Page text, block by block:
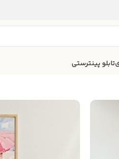
تابلو پینترستی